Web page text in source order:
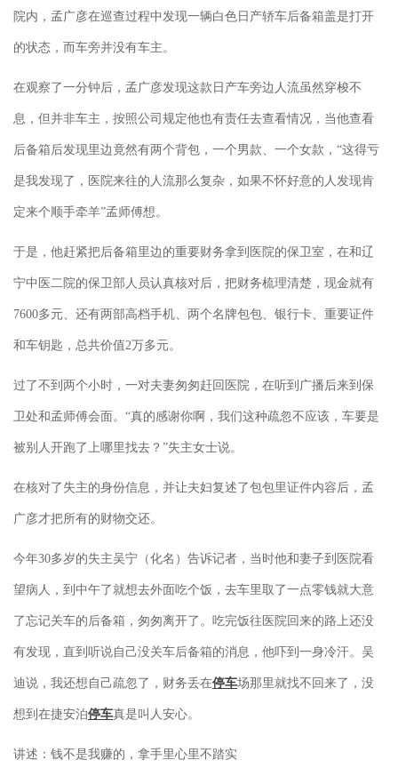
院内，孟广彦在巡查过程中发现一辆白色日产轿车后备箱盖是打开
的状态，而车旁并没有车主。
在观察了一分钟后，孟广彦发现这款日产车旁边人流虽然穿梭不
息，但并非车主，按照公司规定他也有责任去查看情况，当他查看
后备箱后发现里边竟然有两个背包，一个男款、一个女款，“这得亏
是我发现了，医院来往的人流那么复杂，如果不怀好意的人发现肯
定来个顺手牵羊”孟师傅想。
于是，他赶紧把后备箱里边的重要财务拿到医院的保卫室，在和辽
宁中医二院的保卫部人员认真核对后，把财务梳理清楚，现金就有
7600多元、还有两部高档手机、两个名牌包包、银行卡、重要证件
和车钥匙，总共价值2万多元。
过了不到两个小时，一对夫妻匆匆赶回医院，在听到广播后来到保
卫处和孟师傅会面。“真的感谢你啊，我们这种疏忽不应该，车要是
被别人开跑了上哪里找去？”失主女士说。
在核对了失主的身份信息，并让夫妇复述了包包里证件内容后，孟
广彦才把所有的财物交还。
今年30多岁的失主吴宁（化名）告诉记者，当时他和妻子到医院看
望病人，到中午了就想去外面吃个饭，去车里取了一点零钱就大意
了忘记关车的后备箱，匆匆离开了。吃完饭往医院回来的路上还没
有发现，直到听说自己没关车后备箱的消息，他吓到一身冷汗。吴
迪说，我还想自己疏忽了，财务丢在停车场那里就找不回来了，没
想到在捷安泊停车真是叫人安心。
讲述：钱不是我赚的，拿手里心里不踏实